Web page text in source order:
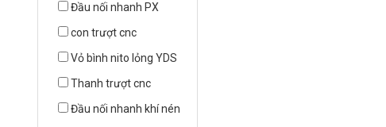
Đầu nối nhanh PX
con trượt cnc
Vỏ bình nito lỏng YDS
Thanh trượt cnc
Đầu nối nhanh khí nén